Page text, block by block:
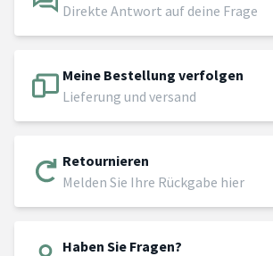
Direkte Antwort auf deine Frage
Meine Bestellung verfolgen
Lieferung und versand
Retournieren
Melden Sie Ihre Rückgabe hier
Haben Sie Fragen?